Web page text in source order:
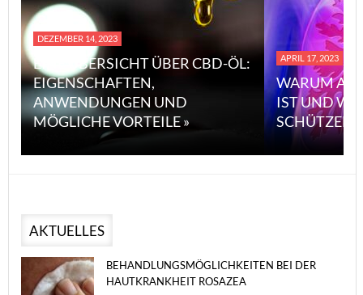
DEZEMBER 14, 2023
EINE ÜBERSICHT ÜBER CBD-ÖL:
EIGENSCHAFTEN,
ANWENDUNGEN UND
MÖGLICHE VORTEILE »
APRIL 17, 2023
WARUM
IST UND
SCHÜTZEN
AKTUELLES
BEHANDLUNGSMÖGLICHKEITEN BEI DER
HAUTKRANKHEIT ROSAZEA